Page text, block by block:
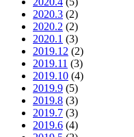
2020.3 (2)
2020.2 (2)
2020.1 (3)
2019.12 (2)
2019.11 (3)
2019.10 (4)
2019.9 (5)
2019.8 (3)
2019.7 (3)
2019.6 (4)